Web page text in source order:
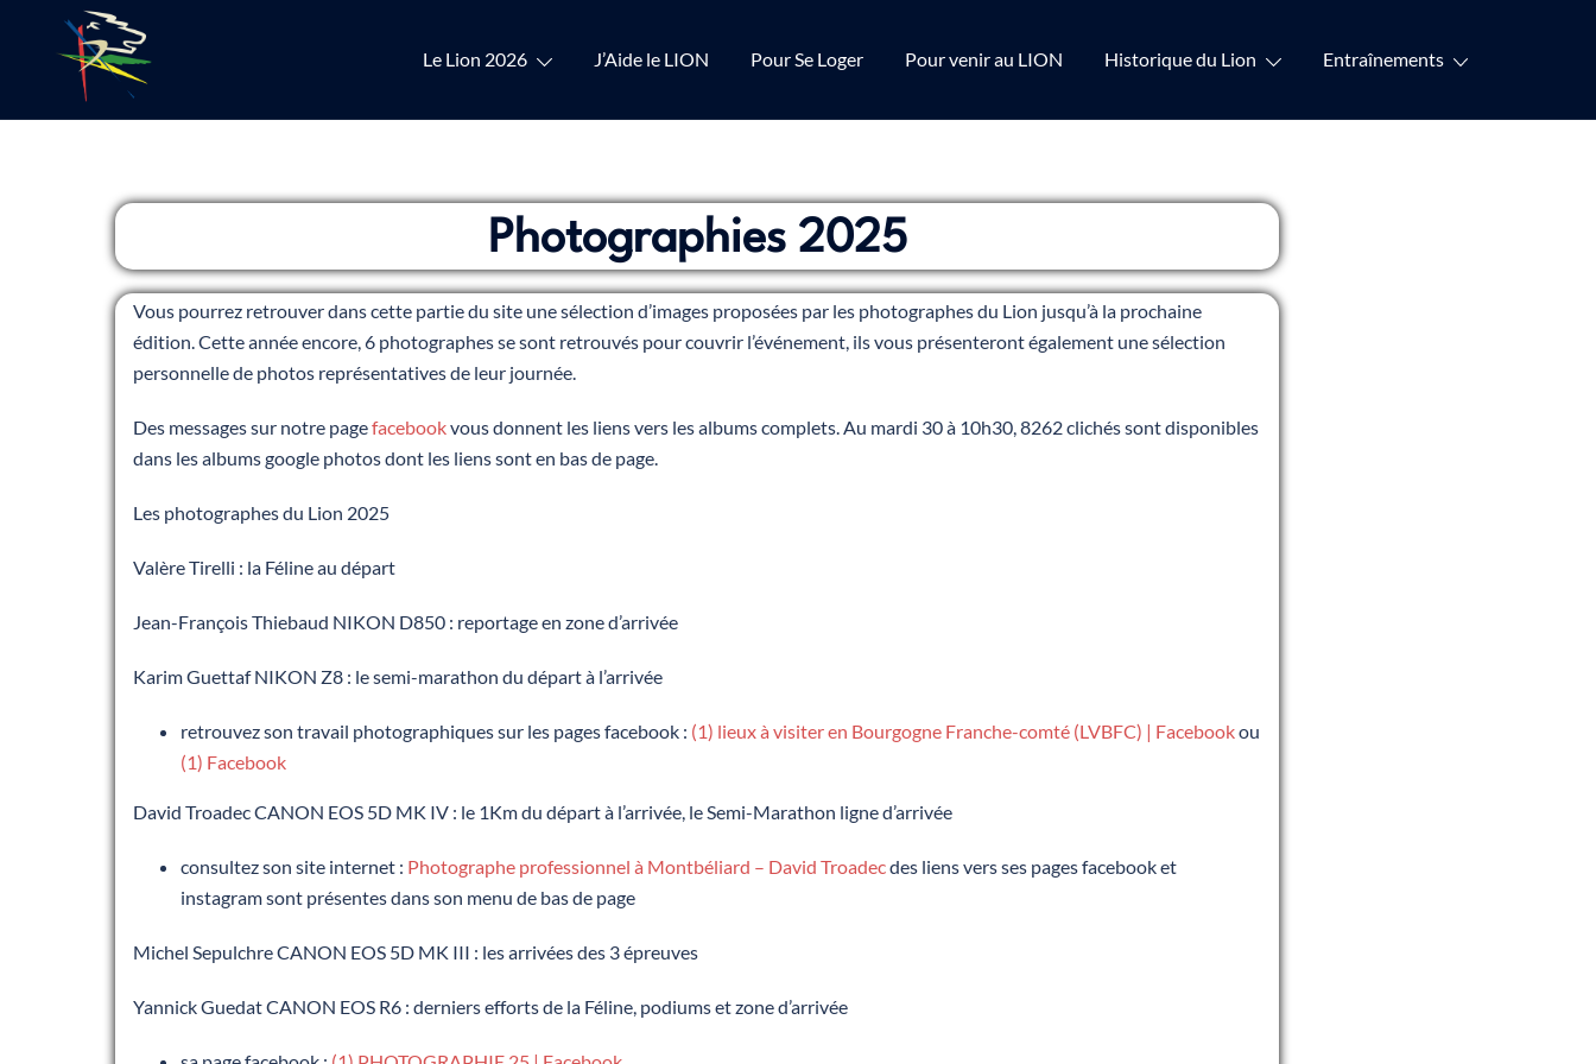
Le Lion 2026 J’Aide le LION Pour Se Loger Pour venir au LION Historique du Lion Entraînements
Photographies 2025
Vous pourrez retrouver dans cette partie du site une sélection d’images proposées par les photographes du Lion jusqu’à la prochaine
édition. Cette année encore, 6 photographes se sont retrouvés pour couvrir l’événement, ils vous présenteront également une sélection
personnelle de photos représentatives de leur journée.
Des messages sur notre pagefacebookvous donnent les liens vers les albums complets. Au mardi 30 à 10h30, 8262 clichés sont disponibles
dans les albums google photos dont les liens sont en bas de page.
Les photographes du Lion 2025
Valère Tirelli : la Féline au départ
Jean-François Thiebaud NIKON D850 : reportage en zone d’arrivée
Karim Guettaf NIKON Z8 : le semi-marathon du départ à l’arrivée
retrouvez son travail photographiques sur les pages facebook : (1) lieux à visiter en Bourgogne Franche-comté (LVBFC) | Facebookou
(1) Facebook
David Troadec CANON EOS 5D MK IV : le 1Km du départ à l’arrivée, le Semi-Marathon ligne d’arrivée
consultez son site internet : Photographe professionnel à Montbéliard – David Troadecdes liens vers ses pages facebook et
instagram sont présentes dans son menu de bas de page
Michel Sepulchre CANON EOS 5D MK III : les arrivées des 3 épreuves
Yannick Guedat CANON EOS R6 : derniers efforts de la Féline, podiums et zone d’arrivée